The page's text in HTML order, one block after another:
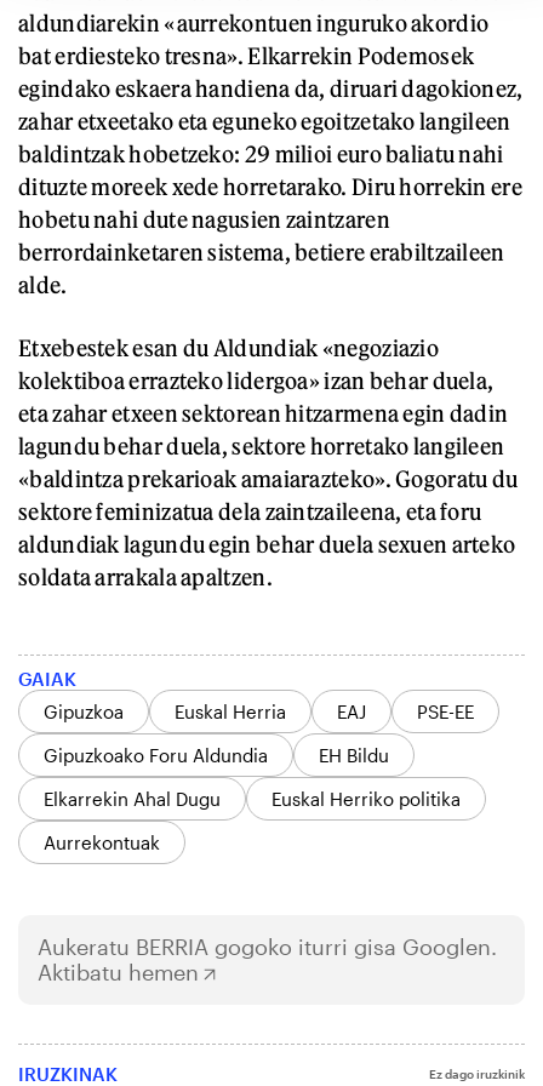
aldundiarekin «aurrekontuen inguruko akordio
bat erdiesteko tresna». Elkarrekin Podemosek
egindako eskaera handiena da, diruari dagokionez,
zahar etxeetako eta eguneko egoitzetako langileen
baldintzak hobetzeko: 29 milioi euro baliatu nahi
dituzte moreek xede horretarako. Diru horrekin ere
hobetu nahi dute nagusien zaintzaren
berrordainketaren sistema, betiere erabiltzaileen
alde.
Etxebestek esan du Aldundiak «negoziazio
kolektiboa errazteko lidergoa» izan behar duela,
eta zahar etxeen sektorean hitzarmena egin dadin
lagundu behar duela, sektore horretako langileen
«baldintza prekarioak amaiarazteko». Gogoratu du
sektore feminizatua dela zaintzaileena, eta foru
aldundiak lagundu egin behar duela sexuen arteko
soldata arrakala apaltzen.
GAIAK
Gipuzkoa
Euskal Herria EAJ
PSE-EE
Gipuzkoako Foru Aldundia
EH Bildu
Elkarrekin Ahal Dugu
Euskal Herriko politika
Aurrekontuak
Aukeratu BERRIA gogoko iturri gisa Googlen.
Aktibatu hemen
IRUZKINAK Ez dago iruzkinik